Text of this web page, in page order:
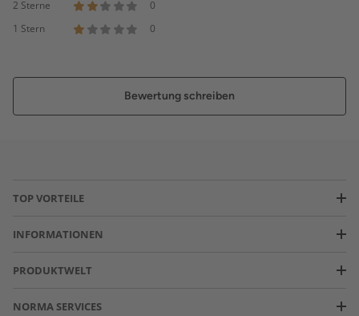
2 Sterne
0
1 Stern
0
Bewertung schreiben
TOP VORTEILE
INFORMATIONEN
PRODUKTWELT
NORMA SERVICES